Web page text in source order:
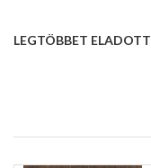
LEGTÖBBET ELADOTT